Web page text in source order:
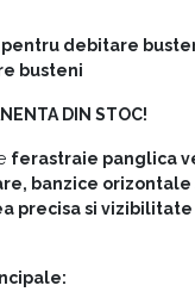
debitare
busteni
DIN STOC!
ferastraie panglica
banzice
precisa si